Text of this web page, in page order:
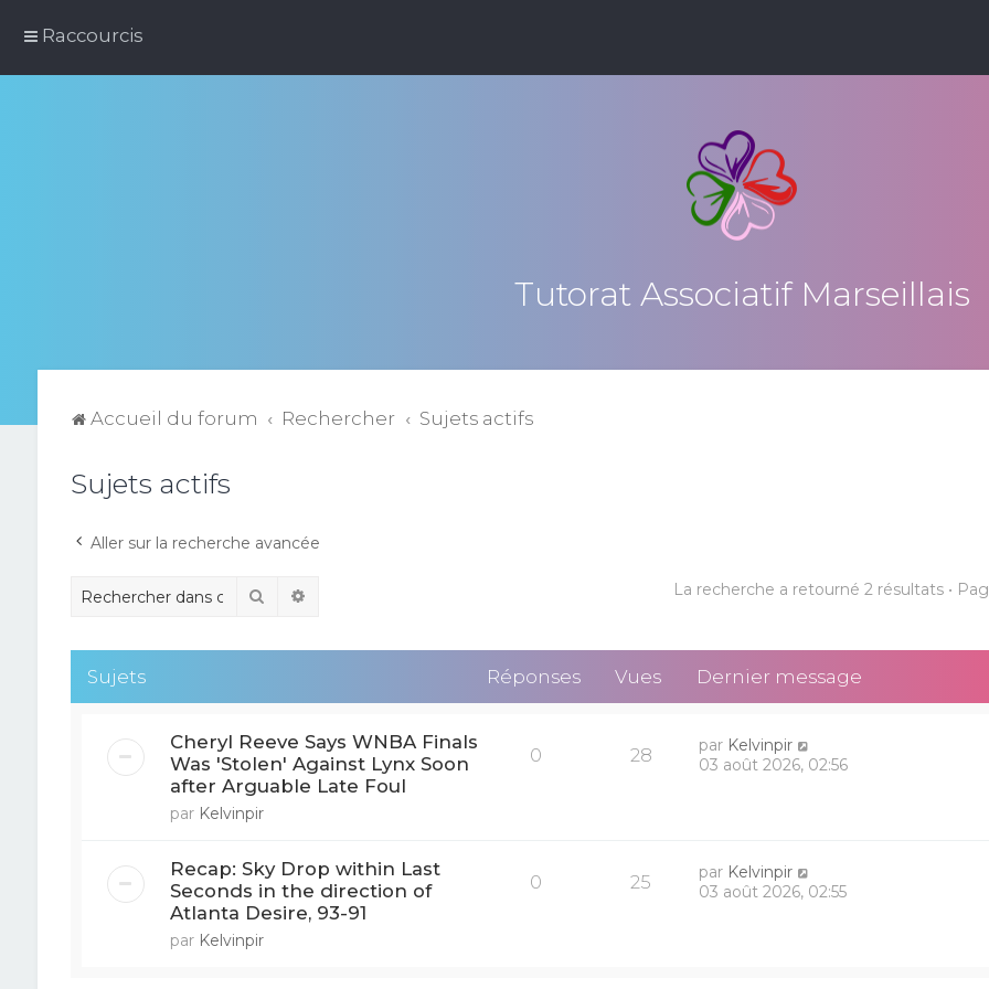
Raccourcis
Tutorat Associatif Marseillais
Accueil du forum Rechercher Sujets actifs
Sujets actifs
Aller sur la recherche avancée
Rechercher La recherche a retourné 2 résultats •
Sujets Réponses Vues Dernier message
Cheryl Reeve Says WNBA Finals
Was 'Stolen' Against Lynx Soon
after Arguable Late Foul
par Kelvinpir
0 28 par Kelvinpir
03 août 2026, 02:56
Recap: Sky Drop within Last
Seconds in the direction of
Atlanta Desire, 93-91
par Kelvinpir
0 25 par Kelvinpir
03 août 2026, 02:55